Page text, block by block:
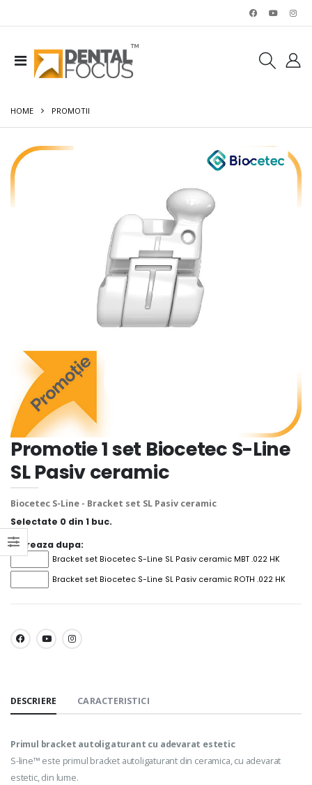
HOME PROMOTII
Promotie 1 set Biocetec S-Line
SL Pasiv ceramic
Biocetec S-Line - Bracket set SL Pasiv ceramic
Selectate 0 din 1 buc.
Filtreaza dupa:
Bracket set Biocetec S-Line SL Pasiv ceramic MBT .022 HK
Bracket set Biocetec S-Line SL Pasiv ceramic ROTH .022 HK
SHARE:
DESCRIERE CARACTERISTICI
Primul bracket autoligaturant cu adevarat estetic
S-line™ este primul bracket autoligaturant din ceramica, cu adevarat
estetic, din lume.